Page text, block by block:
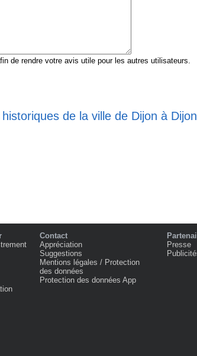
de rendre votre avis utile pour les autres utilisateurs.
de la ville de Dijon à Dijon
Contact
Appréciation
Suggestions
Mentions légales / Protection
des données
Protection des données App
Presse